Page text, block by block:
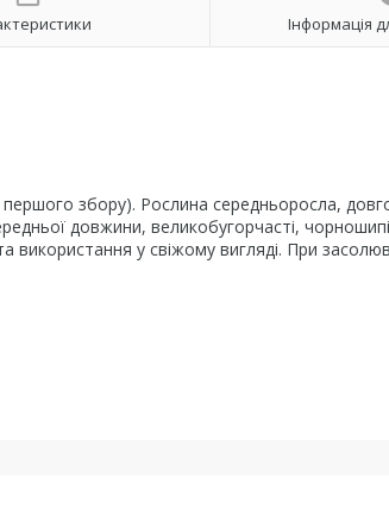
Інформація
першого збору). Рослина середньоросла,
довжини, великобугорчасті,
використання у свіжому вигляді. При